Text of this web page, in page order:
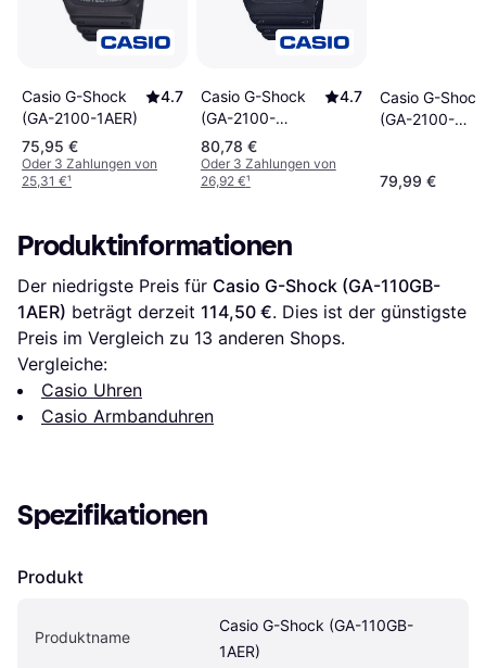
Casio G-Shock
(GA-2100-1AER)
4.7
75,95 €
Oder 3 Zahlungen von
25,31 €¹
Casio G-Shock
(GA-2100-
1A2ER)
4.7
80,78 €
Oder 3 Zahlungen von
26,92 €¹
Casio G-Shock
(GA-2100-
79,99 €
Produktinformationen
Der niedrigste Preis für Casio G-Shock (GA-110GB-
1AER) beträgt derzeit 114,50 €. Dies ist der günstigste
Preis im Vergleich zu 13 anderen Shops.
Vergleiche:
Casio Uhren
Casio Armbanduhren
Spezifikationen
Produkt
Produktname
Casio G-Shock (GA-110GB-
1AER)